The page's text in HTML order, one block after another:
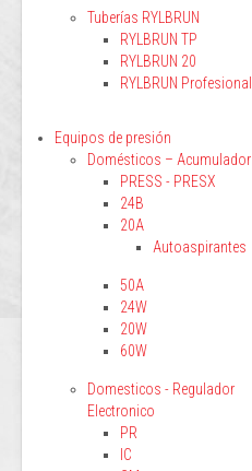
Tuberías RYLBRUN
RYLBRUN TP
RYLBRUN 20
RYLBRUN Profesional
Equipos de presión
Domésticos – Acumulador
PRESS - PRESX
24B
20A
Autoaspirantes
50A
24W
20W
60W
Domesticos - Regulador
Electronico
PR
IC